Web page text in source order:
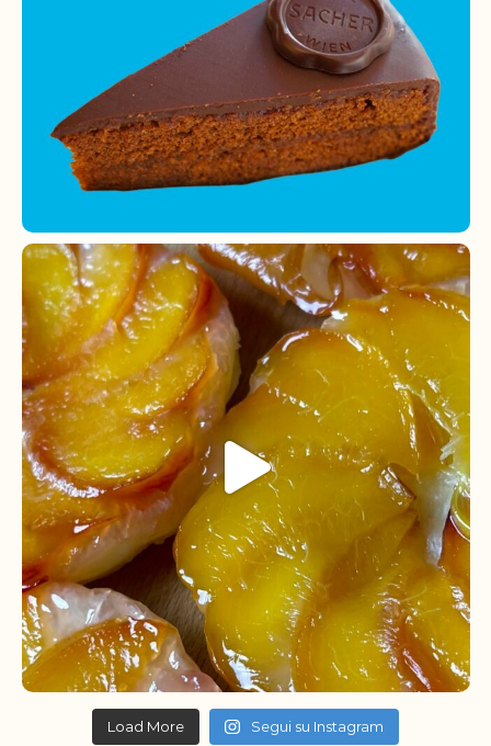
Load More Segui su Instagram